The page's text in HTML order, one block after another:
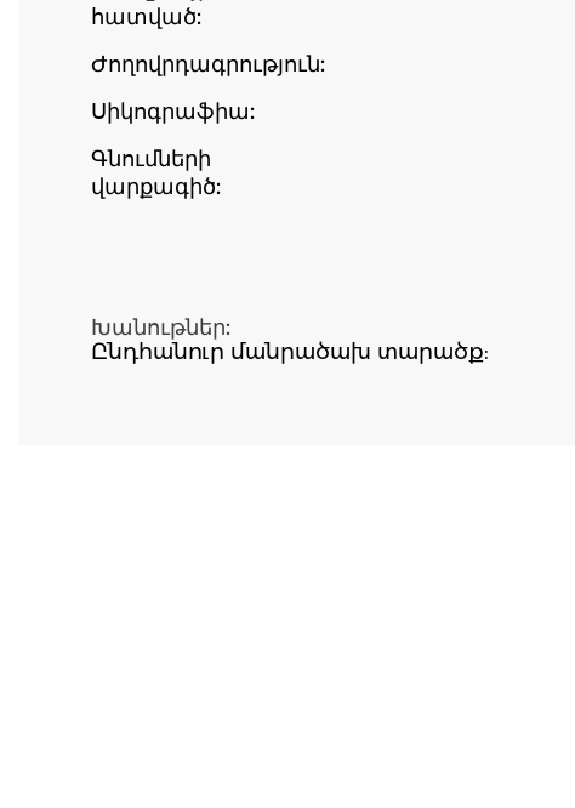
հատված:
Ժողովրդագրություն:
Սիկոգրաֆիա:
Գնումների
վարքագիծ:
Խանութներ:
Ընդհանուր մանրածախ տարածք: